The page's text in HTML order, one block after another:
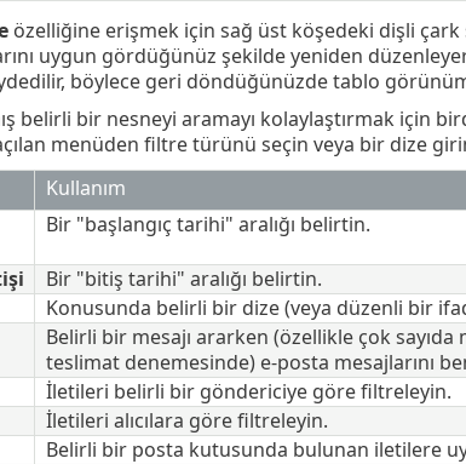
özelliğine erişmek için sağ üst köşedeki dişli çark
uygun gördüğünüz şekilde yeniden
böylece geri döndüğünüzde tablo
belirli bir nesneyi aramayı kolaylaştırmak için
menüden filtre türünü seçin veya bir dize
Kullanım
Bir "başlangıç tarihi" aralığı belirtin.
Bir "bitiş tarihi" aralığı belirtin.
Konusunda belirli bir dize (veya düzenli bir
Belirli bir mesajı ararken (özellikle çok
teslimat denemesinde) e-posta mesajlarını
İletileri belirli bir göndericiye göre filtreleyin.
İletileri alıcılara göre filtreleyin.
Belirli bir posta kutusunda bulunan iletilere